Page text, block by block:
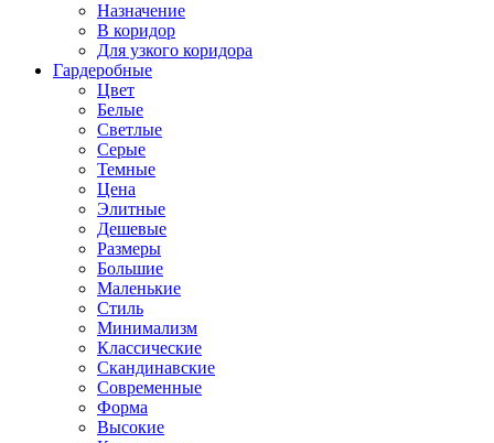
Назначение
В коридор
Для узкого коридора
Гардеробные
Цвет
Белые
Светлые
Серые
Темные
Цена
Элитные
Дешевые
Размеры
Большие
Маленькие
Стиль
Минимализм
Классические
Скандинавские
Современные
Форма
Высокие